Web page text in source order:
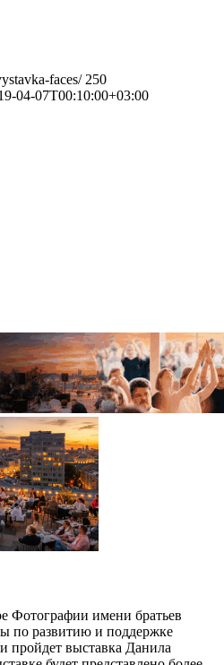
faces/ 250
04-07T00:10:00+03:00
Фотографии имени братьев
по развитию и поддержке
пройдет выставка Данила